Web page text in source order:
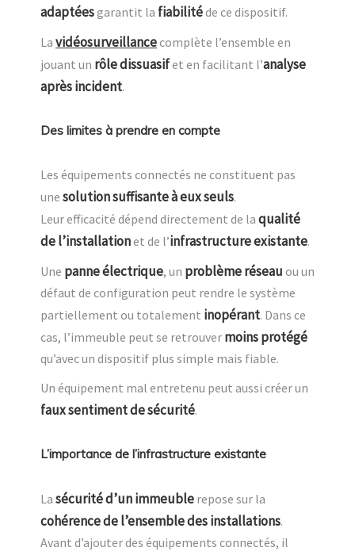
adaptéesgarantit la fiabilitéde ce dispositif.
La vidéosurveillancecomplète l’ensemble en
jouant un rôle dissuasifet en facilitant l’analyse
après incident.
Des limites à prendre en compte
Les équipements connectés ne constituent pas
une solution suffisante à eux seuls.
Leur efficacité dépend directement de la qualité
de l’installationet de l’infrastructure existante.
Une panne électrique, un problème réseau ou un
défaut de configuration peut rendre le système
partiellement ou totalement inopérant. Dans ce
cas, l’immeuble peut se retrouver moins protégé
qu’avec un dispositif plus simple mais fiable.
Un équipement mal entretenu peut aussi créer un
faux sentiment de sécurité.
L’importance de l’infrastructure existante
La sécurité d’un immeuble repose sur la
cohérence de l’ensemble des installations.
Avant d’ajouter des équipements connectés, il